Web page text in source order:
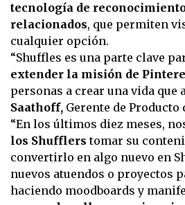
tecnología de
relacionados, que permiten
cualquier opción.
“Shuffles es una parte clave
extender la misión de
personas a crear una vida que
Saathoff, Gerente de Producto
“En los últimos diez meses,
los Shufflerstomar su
convertirlo en algo nuevo en
nuevos atuendos o proyectos
haciendo moodboards y